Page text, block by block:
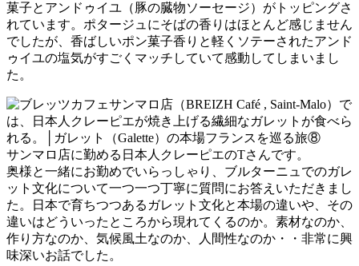
菓子とアンドゥイユ（豚の臓物ソーセージ）がトッピングさ
れています。ポタージュにそばの香りはほとんど感じません
でしたが、香ばしいポン菓子香りと軽くソテーされたアンド
ゥイユの塩気がすごくマッチしていて感動してしまいまし
た。
サンマロ店に勤める日本人クレーピエのTさんです。
奥様と一緒にお勤めでいらっしゃり、ブルターニュでのガレ
ット文化について一つ一つ丁寧に質問にお答えいただきまし
た。日本で育ちつつあるガレット文化と本場の違いや、その
違いはどういったところから現れてくるのか。素材なのか、
作り方なのか、気候風土なのか、人間性なのか・・非常に興
味深いお話でした。